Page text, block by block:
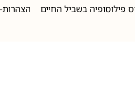
פילוסופיה בשביל החיים